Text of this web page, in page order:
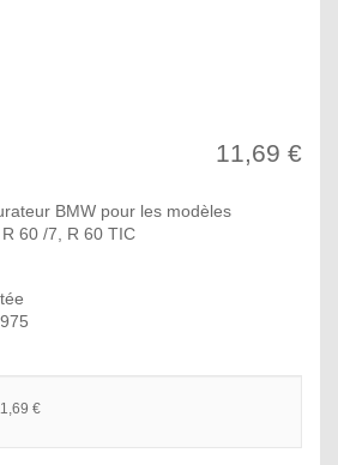
11,69 €
BMW pour les modèles
60 /7, R 60 TIC
€